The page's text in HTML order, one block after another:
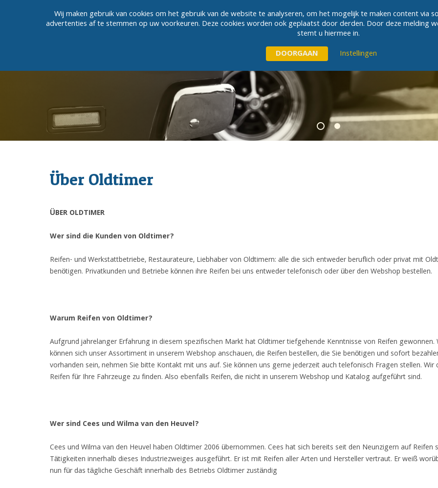
ÜBER OLDTIMER B.V. KONTAKT
NACHRICHTEN
Über Oldtimer
ÜBER OLDTIMER
Wer sind die Kunden von Oldtimer?
Reifen- und Werkstattbetriebe, Restaurateure, Liebhaber von Oldtimern: alle die sich entweder beruflich oder privat mit
benötigen. Privatkunden und Betriebe können ihre Reifen bei uns entweder telefonisch oder über den Webshop bestellen.
Warum Reifen von Oldtimer?
Aufgrund jahrelanger Erfahrung in diesem spezifischen Markt hat Oldtimer tiefgehende Kenntnisse von Reifen
können sich unser Assortiment in unserem Webshop anschauen, die Reifen bestellen, die Sie benötigen und sofort
vorhanden sein, nehmen Sie bitte Kontakt mit uns auf. Sie können uns gerne jederzeit auch telefonisch Fragen stellen.
Reifen für Ihre Fahrzeuge zu finden. Also ebenfalls Reifen, die nicht in unserem Webshop und Katalog aufgeführt sind.
Wer sind Cees und Wilma van den Heuvel?
Cees und Wilma van den Heuvel haben Oldtimer 2006 übernommen. Cees hat sich bereits seit den Neunzigern auf
Tätigkeiten innerhalb dieses Industriezweiges ausgeführt. Er ist mit Reifen aller Arten und Hersteller vertraut. Er weiß
nun für das tägliche Geschäft innerhalb des Betriebs Oldtimer zuständig
Wij maken gebruik van cookies om het gebruik van de website te analyseren, om het mogelijk te maken content via
advertenties af te stemmen op uw voorkeuren. Deze cookies worden ook geplaatst door derden. Door deze melding
stemt u hiermee in.
Instellingen